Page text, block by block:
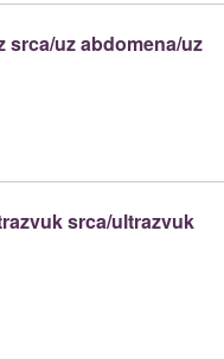
srca/uz abdomena/uz
srca/ultrazvuk